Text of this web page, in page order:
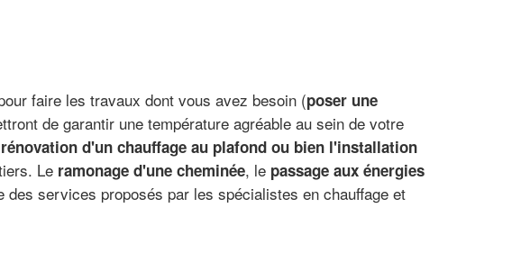
faire les travaux dont vous avez besoin (poser une
de garantir une température agréable au sein de votre
d'un chauffage au plafond ou bien l'installation
Le ramonage d'une cheminée, le passage aux énergies
des services proposés par les spécialistes en chauffage et